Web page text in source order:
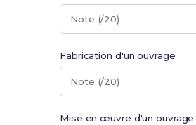
Note (/20)
Fabrication d'un ouvrage
Note (/20)
Mise en œuvre d'un ouvrage